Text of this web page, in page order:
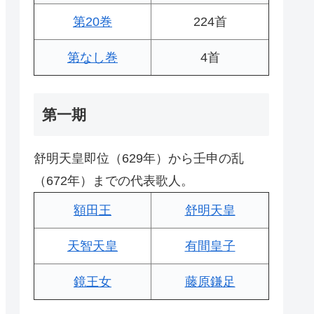
第20巻 224首
第なし巻 4首
第一期
舒明天皇即位（629年）から壬申の乱
（672年）までの代表歌人。
額田王 舒明天皇
天智天皇 有間皇子
鏡王女 藤原鎌足